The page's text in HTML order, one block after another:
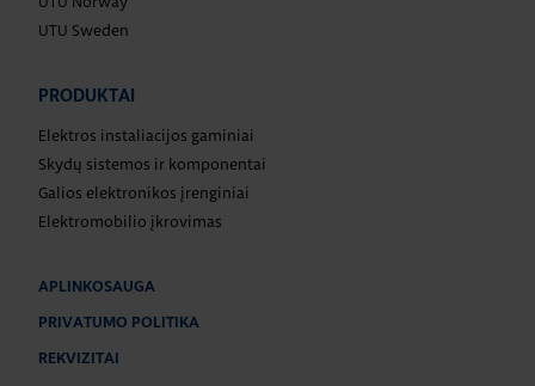
UTU Sweden
PRODUKTAI
Elektros instaliacijos gaminiai
Skydų sistemos ir komponentai
Galios elektronikos įrenginiai
Elektromobilio įkrovimas
APLINKOSAUGA
PRIVATUMO POLITIKA
REKVIZITAI